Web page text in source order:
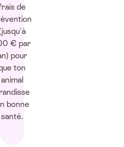
de
€ par
pour
ton
animal
bonne
santé.